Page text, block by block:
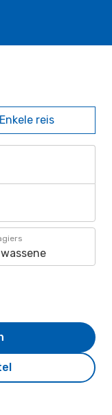
Enkele reis